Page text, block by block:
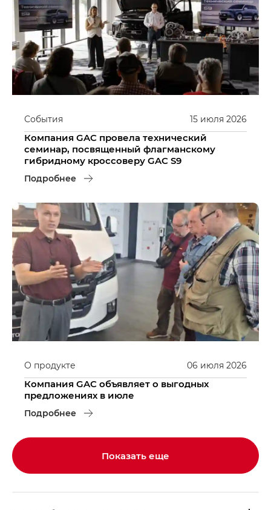
15 июля 2026
События
Компания GAC провела технический
семинар, посвященный флагманскому
гибридному кроссоверу GAC S9
Подробнее
06 июля 2026
О продукте
Компания GAC объявляет о выгодных
предложениях в июле
Подробнее
Показать еще